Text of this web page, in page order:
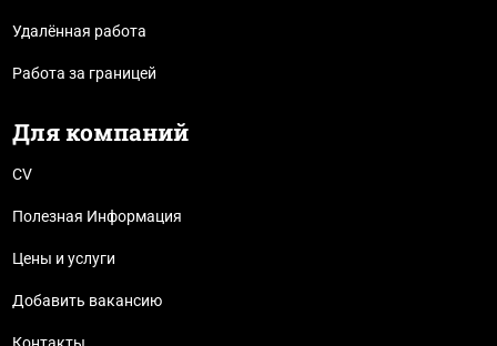
Удалённая работа
Работа за границей
Для компаний
CV
Полезная Информация
Цены и услуги
Добавить вакансию